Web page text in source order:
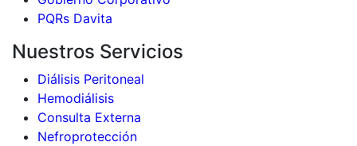
PQRs Davita
Nuestros Servicios
Diálisis Peritoneal
Hemodiálisis
Consulta Externa
Nefroprotección